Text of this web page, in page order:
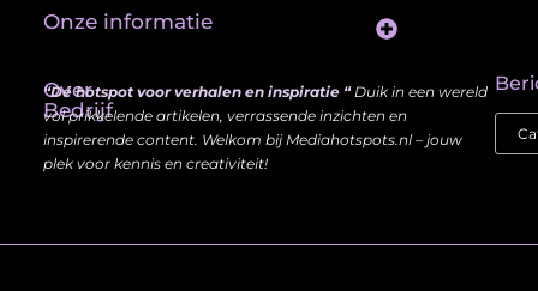
Over
Bedrijf
“Dé hotspot voor verhalen en inspiratie “Duik in een wereld
vol prikkelende artikelen, verrassende inzichten en
inspirerende content. Welkom bij Mediahotspots.nl – jouw
plek voor kennis en creativiteit!
Onze informatie